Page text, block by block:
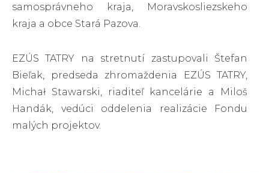
samosprávneho kraja, Moravskosliezskeho
kraja a obce Stará Pazova.
EZÚS TATRY na stretnutí zastupovali Štefan
Bieľak, predseda zhromaždenia EZÚS TATRY,
Michał Stawarski, riaditeľ kancelárie a Miloš
Handák, vedúci oddelenia realizácie Fondu
malých projektov.